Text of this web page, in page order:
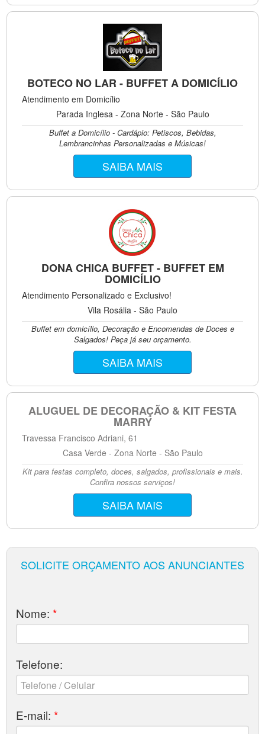
BOTECO NO LAR - BUFFET A DOMICÍLIO
Atendimento em Domicílio
Parada Inglesa - Zona Norte - São Paulo
Buffet a Domicílio - Cardápio: Petiscos, Bebidas,
Lembrancinhas Personalizadas e Músicas!
SAIBA MAIS
DONA CHICA BUFFET - BUFFET EM
DOMICÍLIO
Atendimento Personalizado e Exclusivo!
Vila Rosália - São Paulo
Buffet em domicílio, Decoração e Encomendas de Doces e
Salgados! Peça já seu orçamento.
SAIBA MAIS
ALUGUEL DE DECORAÇÃO & KIT FESTA
MARRY
Travessa Francisco Adriani, 61
Casa Verde - Zona Norte - São Paulo
Kit para festas completo, doces, salgados, profissionais e mais.
Confira nossos serviços!
SAIBA MAIS